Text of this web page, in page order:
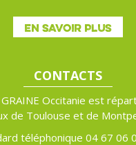
EN SAVOIR PLUS
CONTACTS
GRAINE Occitanie est
de Toulouse et de
téléphonique 04 67 06